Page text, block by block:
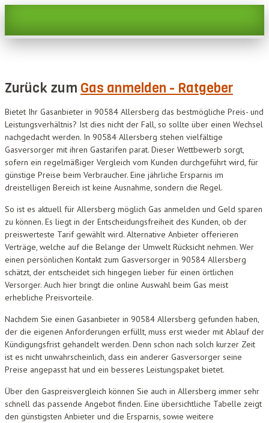
Zurück zum Gas anmelden - Ratgeber
Bietet Ihr Gasanbieter in 90584 Allersberg das bestmögliche Preis- und
Leistungsverhältnis? Ist dies nicht der Fall, so sollte über einen Wechsel
nachgedacht werden. In 90584 Allersberg stehen vielfältige
Gasversorger mit ihren Gastarifen parat. Dieser Wettbewerb sorgt,
sofern ein regelmäßiger Vergleich vom Kunden durchgeführt wird, für
günstige Preise beim Verbraucher. Eine jährliche Ersparnis im
dreistelligen Bereich ist keine Ausnahme, sondern die Regel.
So ist es aktuell für Allersberg möglich Gas anmelden und Geld sparen
zu können. Es liegt in der Entscheidungsfreiheit des Kunden, ob der
preiswerteste Tarif gewählt wird. Alternative Anbieter offerieren
Verträge, welche auf die Belange der Umwelt Rücksicht nehmen. Wer
einen persönlichen Kontakt zum Gasversorger in 90584 Allersberg
schätzt, der entscheidet sich hingegen lieber für einen örtlichen
Versorger. Auch hier bringt die online Auswahl beim Gas meist
erhebliche Preisvorteile.
Nachdem Sie einen Gasanbieter in 90584 Allersberg gefunden haben,
der die eigenen Anforderungen erfüllt, muss erst wieder mit Ablauf der
Kündigungsfrist gehandelt werden. Denn schon nach solch kurzer Zeit
ist es nicht unwahrscheinlich, dass ein anderer Gasversorger seine
Preise angepasst hat und ein besseres Leistungspaket bietet.
Über den Gaspreisvergleich können Sie auch in Allersberg immer sehr
schnell das passende Angebot finden. Eine übersichtliche Tabelle zeigt
den günstigsten Anbieter und die Ersparnis, sowie weitere